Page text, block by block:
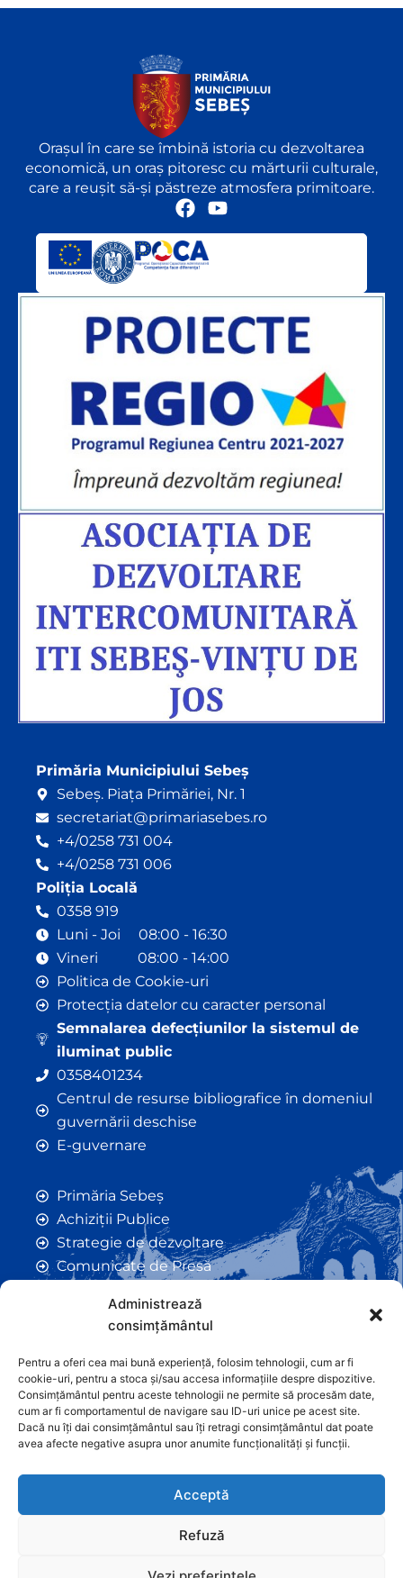
Administrează
consimțământul
Pentru a oferi cea mai bună experiență, folosim tehnologii, cum ar fi
cookie-uri, pentru a stoca și/sau accesa informațiile despre dispozitive.
Consimțământul pentru aceste tehnologii ne permite să procesăm date,
cum ar fi comportamentul de navigare sau ID-uri unice pe acest site.
Dacă nu îți dai consimțământul sau îți retragi consimțământul dat poate
avea afecte negative asupra unor anumite funcționalități și funcții.
Acceptă
Refuză
Orașul în care se îmbină istoria cu dezvoltarea
economică, un oraș pitoresc cu mărturii culturale,
care a reușit să-și păstreze atmosfera primitoare.
F
a
c
e
k
Y
o
e
Primăria Municipiului Sebeș
Sebeș. Piața Primăriei, Nr. 1
secretariat@primariasebes.ro
+4/0258 731 004
+4/0258 731 006
Poliția Locală
0358 919
Luni - Joi 08:00 - 16:30
Vineri 08:00 - 14:00
Politica de Cookie-uri
Protecția datelor cu caracter personal
Semnalarea defecțiunilor la sistemul de
iluminat public
0358401234
Centrul de resurse bibliografice în domeniul
guvernării deschise
E-guvernare
Primăria Sebeș
Achiziții Publice
Strategie de dezvoltare
Comunicate de Presă
Anunțuri
Hotarâri de Consiliu
Certificate de Urbanism
Autorizații de Construcții
Orașe Înfrățite
Contact